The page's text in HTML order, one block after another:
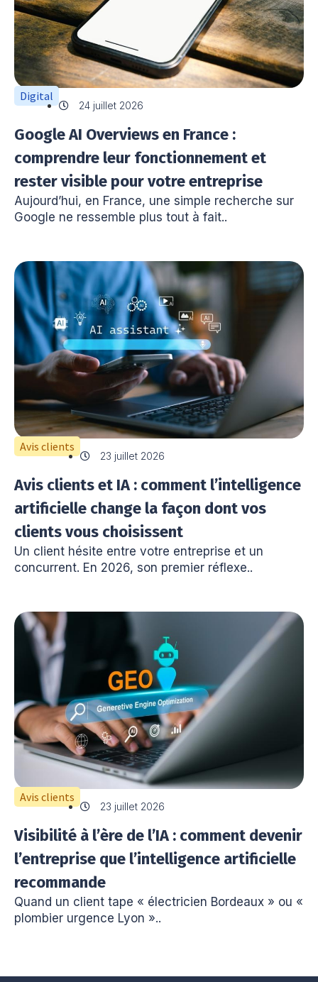
Digital
24 juillet 2026
Google AI Overviews en France :
comprendre leur fonctionnement et
rester visible pour votre entreprise
Aujourd’hui, en France, une simple recherche sur
Google ne ressemble plus tout à fait..
Avis clients
23 juillet 2026
Avis clients et IA : comment l’intelligence
artificielle change la façon dont vos
clients vous choisissent
Un client hésite entre votre entreprise et un
concurrent. En 2026, son premier réflexe..
Avis clients
23 juillet 2026
Visibilité à l’ère de l’IA : comment devenir
l’entreprise que l’intelligence artificielle
recommande
Quand un client tape « électricien Bordeaux » ou «
plombier urgence Lyon »..